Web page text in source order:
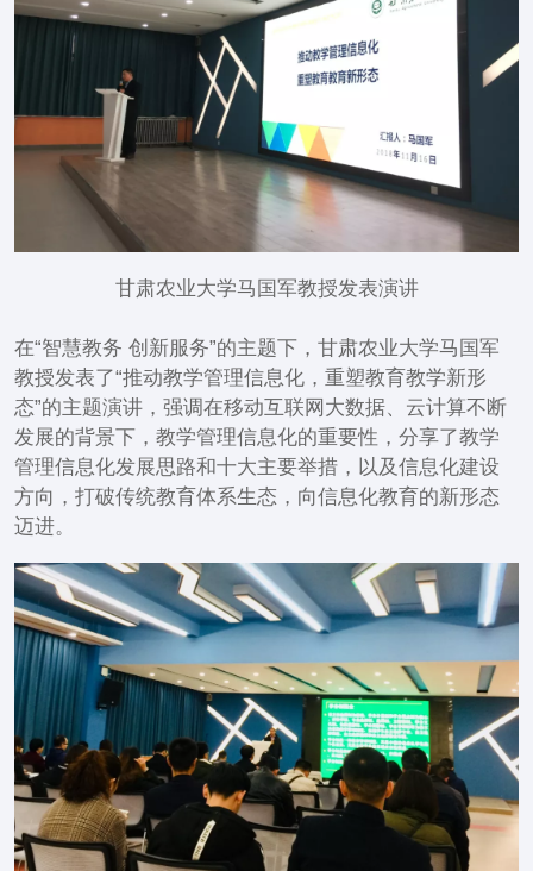
甘肃农业大学马国军教授发表演讲
在“智慧教务 创新服务”的主题下，甘肃农业大学马国军
教授发表了“推动教学管理信息化，重塑教育教学新形
态”的主题演讲，强调在移动互联网大数据、云计算不断
发展的背景下，教学管理信息化的重要性，分享了教学
管理信息化发展思路和十大主要举措，以及信息化建设
方向，打破传统教育体系生态，向信息化教育的新形态
迈进。